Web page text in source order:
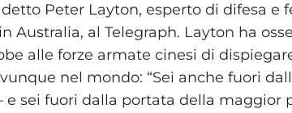
Peter Layton, esperto di difesa e
Australia, al Telegraph. Layton ha
alle forze armate cinesi di
nel mondo: “Sei anche fuori
sei fuori dalla portata della maggior